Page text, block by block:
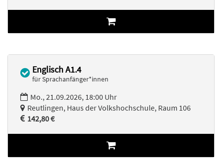
Englisch A1.4
für Sprachanfänger*innen
Mo., 21.09.2026, 18:00 Uhr
Reutlingen, Haus der Volkshochschule, Raum 106
142,80 €